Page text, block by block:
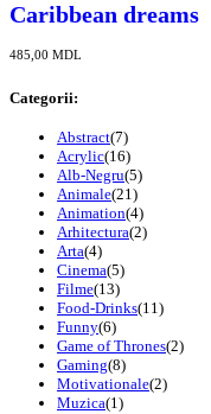
Caribbean dreams
485,00 MDL
Categorii:
Abstract(7)
Acrylic(16)
Alb-Negru(5)
Animale(21)
Animation(4)
Arhitectura(2)
Arta(4)
Cinema(5)
Filme(13)
Food-Drinks(11)
Funny(6)
Game of Thrones(2)
Gaming(8)
Motivationale(2)
Muzica(1)